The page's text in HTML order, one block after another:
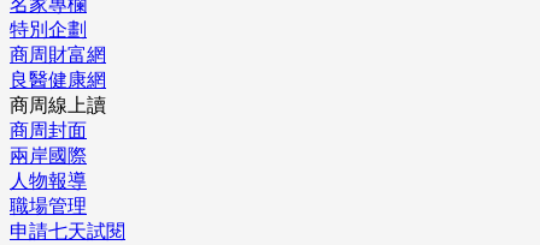
名家專欄
特別企劃
商周財富網
良醫健康網
商周線上讀
商周封面
兩岸國際
人物報導
職場管理
申請七天試閱